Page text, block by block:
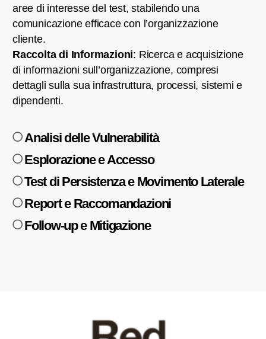
aree di interesse del test, stabilendo una
comunicazione efficace con l’organizzazione
cliente.
Raccolta di Informazioni: Ricerca e acquisizione
di informazioni sull’organizzazione, compresi
dettagli sulla sua infrastruttura, processi, sistemi e
dipendenti.
Analisi delle Vulnerabilità
Esplorazione e Accesso
Test di Persistenza e Movimento Laterale
Report e Raccomandazioni
Follow-up e Mitigazione